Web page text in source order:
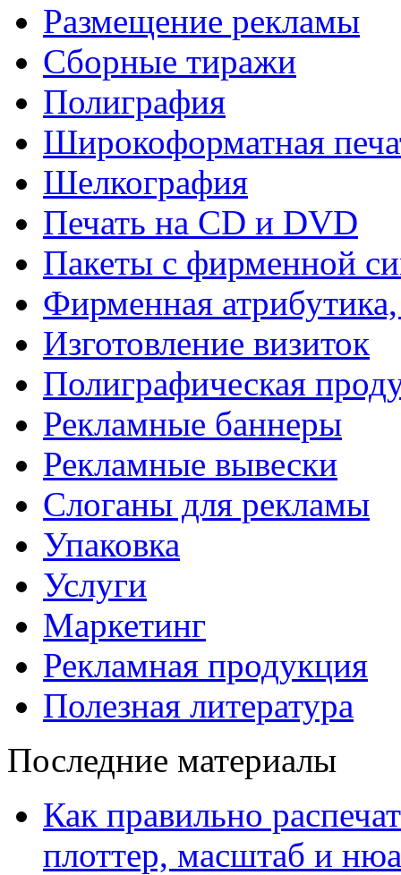
Размещение рекламы
Сборные тиражи
Полиграфия
Широкоформатная
Шелкография
Печать на СD и DVD
Пакеты с фирменной
Фирменная
Изготовление визиток
Полиграфическая
Рекламные баннеры
Рекламные вывески
Слоганы для рекламы
Упаковка
Услуги
Маркетинг
Рекламная продукция
Полезная литература
Последние материалы
Как правильно
плоттер, масштаб и